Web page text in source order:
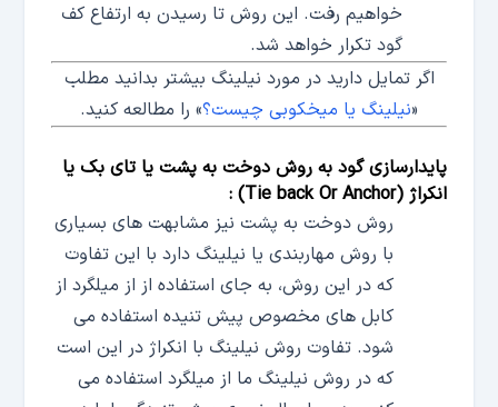
خواهیم رفت. این روش تا رسیدن به ارتفاع کف
گود تکرار خواهد شد.
اگر تمایل دارید در مورد نیلینگ بیشتر بدانید مطلب
«نیلینگ یا میخکوبی چیست؟» را مطالعه کنید.
پایدارسازی گود به روش دوخت به پشت یا تای بک یا
انکراژ (Tie back Or Anchor
) :
روش دوخت به پشت نیز مشابهت های بسیاری
با روش مهاربندی یا نیلینگ دارد با این تفاوت
که در این روش، به جای استفاده از از میلگرد از
کابل های مخصوص پیش تنیده استفاده می
شود. تفاوت روش نیلینگ با انکراژ در این است
که در روش نیلینگ ما از میلگرد استفاده می